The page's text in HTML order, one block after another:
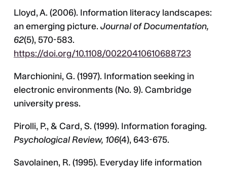
Lloyd, A. (2006). Information literacy landscapes:
an emerging picture.Journal of Documentation,
62(5), 570-583.
https://doi.org/10.1108/00220410610688723
Marchionini, G. (1997). Information seeking in
electronic environments (No. 9). Cambridge
university press.
Pirolli, P., & Card, S. (1999). Information foraging.
Psychological Review, 106(4), 643-675.
Savolainen, R. (1995). Everyday life information